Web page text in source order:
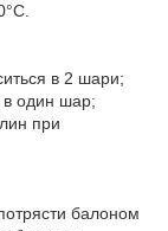
в 2 шари;
в один шар;
при
балоном